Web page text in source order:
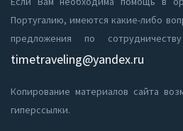
Португалию, имеются какие-либо
предложения по
timetraveling@yandex.ru
Копирование материалов сайта
гиперссылки.